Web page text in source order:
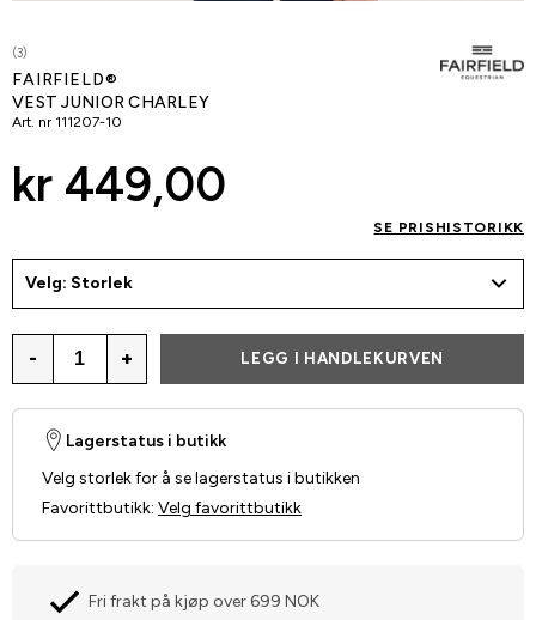
(3)
FAIRFIELD®
VEST JUNIOR CHARLEY
Art. nr 111207-10
kr 449,00
SE PRISHISTORIKK
Velg: Storlek
- + LEGG I HANDLEKURVEN
Lagerstatus i butikk
Velg storlek for å se lagerstatus i butikken
Favorittbutikk: Velg favorittbutikk
Fri frakt på kjøp over 699 NOK